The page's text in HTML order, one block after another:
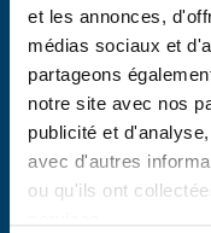
et les annonces,
médias sociaux et
partageons
notre site avec nos
publicité et
avec d'autres
ou qu'ils ont
5